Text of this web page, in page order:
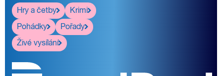
Hry a četby
Krimi
Pohádky
Pořady
Živé vysílání